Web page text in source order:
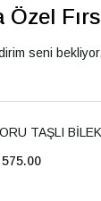
Özel
seni bekliyor.
TAŞLI